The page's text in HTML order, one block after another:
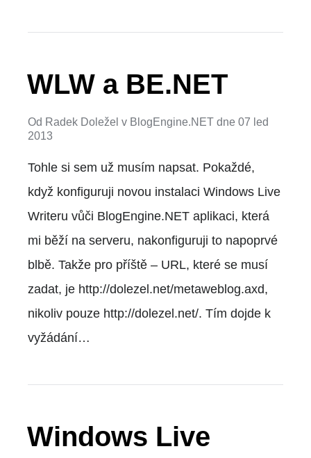
WLW a BE.NET
Od Radek Doležel v BlogEngine.NET dne 07 led
2013
Tohle si sem už musím napsat. Pokaždé,
když konfiguruji novou instalaci Windows Live
Writeru vůči BlogEngine.NET aplikaci, která
mi běží na serveru, nakonfiguruji to napoprvé
blbě. Takže pro příště – URL, které se musí
zadat, je http://dolezel.net/metaweblog.axd,
nikoliv pouze http://dolezel.net/. Tím dojde k
vyžádání…
Windows Live